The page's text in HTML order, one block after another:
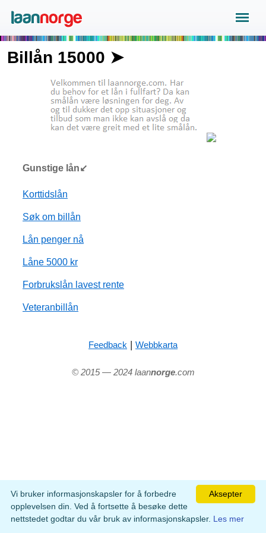
Billån 15000 ➤
Gunstige lån↙
Korttidslån
Søk om billån
Lån penger nå
Låne 5000 kr
Forbrukslån lavest rente
Veteranbillån
Feedback | Webbkarta
© 2015 — 2024 laannorge.com
Aksepter
Vi bruker informasjonskapsler for å forbedre
opplevelsen din. Ved å fortsette å besøke dette
nettstedet godtar du vår bruk av informasjonskapsler. Les mer